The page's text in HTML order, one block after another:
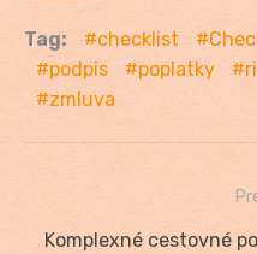
Tag: checklist
podpis
poplatky
zmluva
Navigácia
Previous
Komplexné cestovné